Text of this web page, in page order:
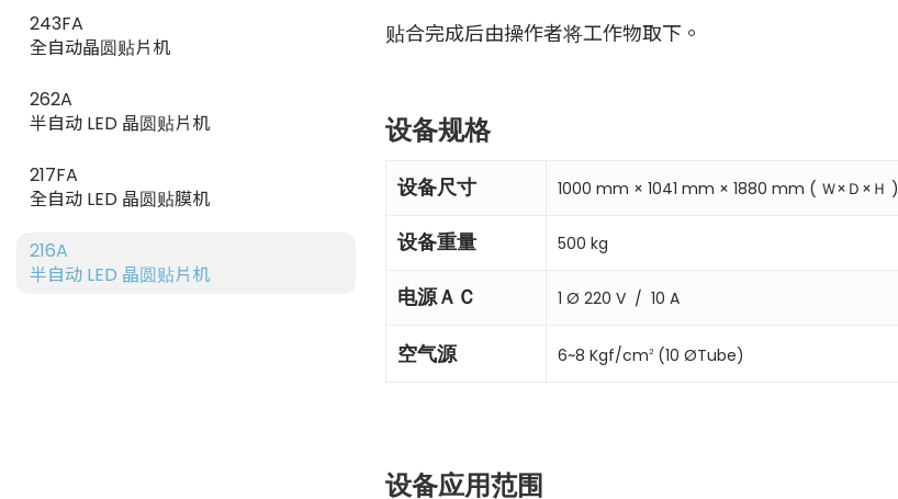
243FA
全自动晶圆贴片机
262A
半自动 LED 晶圆贴片机
217FA
全自动 LED 晶圆贴膜机
216A
半自动 LED 晶圆贴片机
贴合完成后由操作者将工作物取下。
设备规格
设备尺寸 1000 mm × 1041 mm × 1880 mm ( Ｗ×Ｄ×Ｈ )
设备重量 500 kg
电源ＡＣ 1 Ø 220 V ∕ 10 A
空气源 6~8 Kgf/cm2(10 ØTube)
设备应用范围